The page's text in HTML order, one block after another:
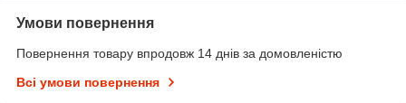
Умови повернення
Повернення товару впродовж 14 днів за домовленістю
Всі умови повернення